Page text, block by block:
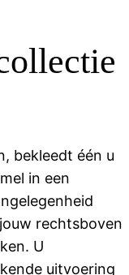
bekleedt één u
in een
rechtsboven
U
uitvoering